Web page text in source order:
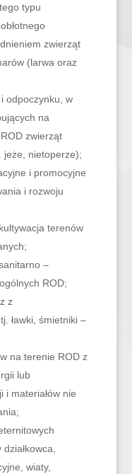
typu
zwierząt
(larwa oraz
odpoczynku, w
na
zwierząt
jeże, nietoperze);
i promocyjne
i rozwoju
terenów
–
ROD;
z
ławki, śmietniki –
na terenie ROD z
lub
i materiałów nie
wiaty,